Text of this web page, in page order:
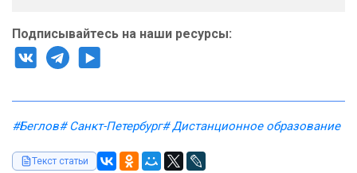
Подписывайтесь на наши ресурсы:
#Беглов# Санкт-Петербург# Дистанционное образование
Текст статьи